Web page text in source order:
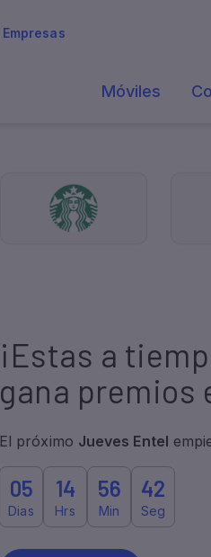
¡Estas a
gana premios
El próximo Jueves Entel